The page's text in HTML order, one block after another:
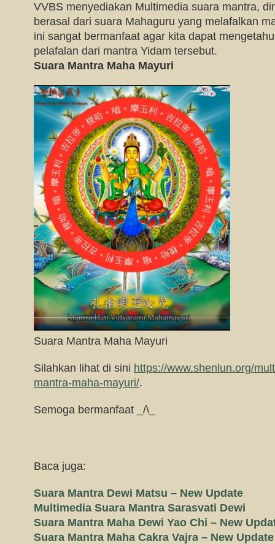
VVBS menyediakan Multimedia suara mantra,
berasal dari suara Mahaguru yang melafalkan
ini sangat bermanfaat agar kita dapat
pelafalan dari mantra Yidam tersebut.
Suara Mantra Maha Mayuri
Suara Mantra Maha Mayuri
Silahkan lihat di sini https://www.shenlun.org/
mantra-maha-mayuri/.
Semoga bermanfaat _/\_
Baca juga:
Suara Mantra Dewi Matsu – New Update
Multimedia Suara Mantra Sarasvati Dewi
Suara Mantra Maha Dewi Yao Chi – New
Suara Mantra Maha Cakra Vajra – New Update